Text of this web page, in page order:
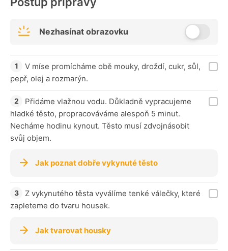
Nezhasínat obrazovku
V míse promícháme obě mouky, droždí, cukr, sůl,
pepř, olej a rozmarýn.
Přidáme vlažnou vodu. Důkladně vypracujeme
hladké těsto, propracováváme alespoň 5 minut.
Necháme hodinu kynout. Těsto musí zdvojnásobit
svůj objem.
Jak poznat dobře vykynuté těsto
Z vykynutého těsta vyválíme tenké válečky, které
zapleteme do tvaru housek.
Jak tvarovat housky